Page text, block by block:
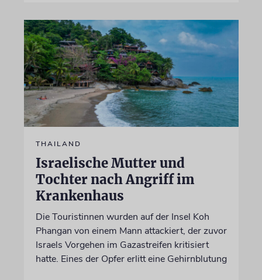
THAILAND
Israelische Mutter und
Tochter nach Angriff im
Krankenhaus
Die Touristinnen wurden auf der Insel Koh
Phangan von einem Mann attackiert, der zuvor
Israels Vorgehen im Gazastreifen kritisiert
hatte. Eines der Opfer erlitt eine Gehirnblutung